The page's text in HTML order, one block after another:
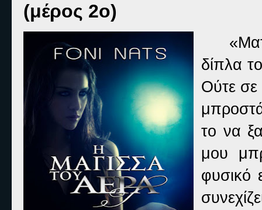
(μέρος 2ο)
δίπλα
Ούτε σε
το να
μου
φυσικό